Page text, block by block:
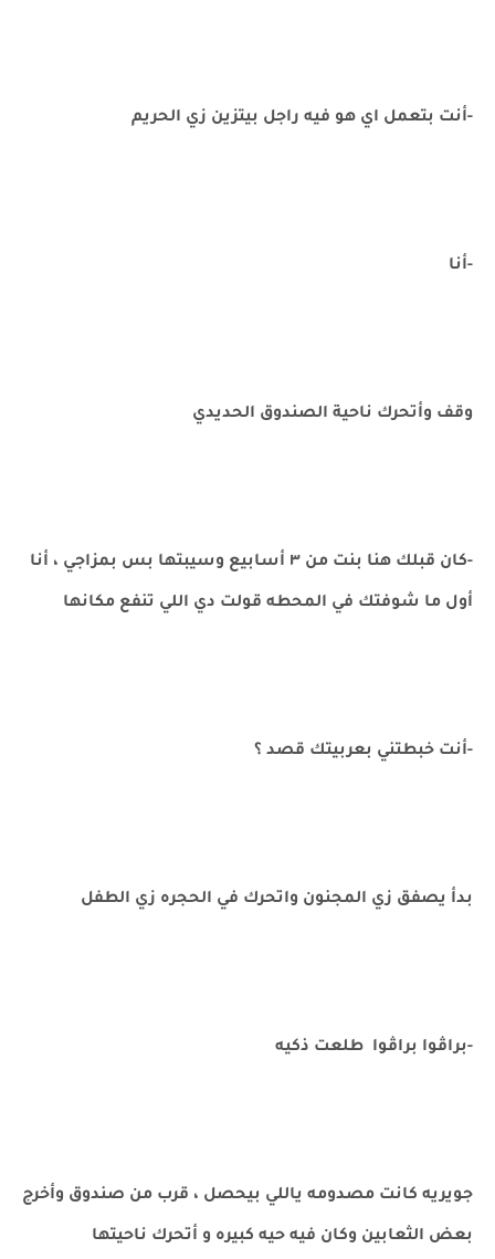
-أنت بتعمل اي هو فيه راجل بيتزين زي الحريم
-أنا
وقف وأتحرك ناحية الصندوق الحديدي
-كان قبلك هنا بنت من ٣ أسابيع وسيبتها بس بمزاجي ، أنا
أول ما شوفتك في المحطه قولت دي اللي تنفع مكانها
-أنت خبطتني بعربيتك قصد ؟
بدأ يصفق زي المجنون واتحرك في الحجره زي الطفل
-براڤوا براڤوا طلعت ذكيه
جويريه كانت مصدومه ياللي بيحصل ، قرب من صندوق وأخرج
بعض الثعابين وكان فيه حيه كبيره و أتحرك ناحيتها